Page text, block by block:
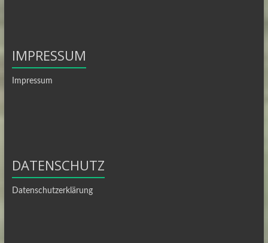
IMPRESSUM
Impressum
DATENSCHUTZ
Datenschutzerklärung